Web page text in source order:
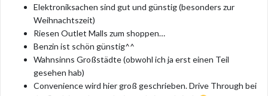
Elektroniksachen sind gut und günstig (besonders zur
Weihnachtszeit)
Riesen Outlet Malls zum shoppen…
Benzin ist schön günstig^^
Wahnsinns Großstädte (obwohl ich ja erst einen Teil
gesehen hab)
Convenience wird hier groß geschrieben. Drive Through bei